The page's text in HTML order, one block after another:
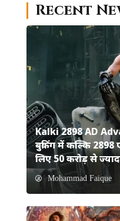
Recent
Kalki 2898 AD
बुकिंग में कल्कि 2898
लिए 50 करोड़ से
Mohammad Faique